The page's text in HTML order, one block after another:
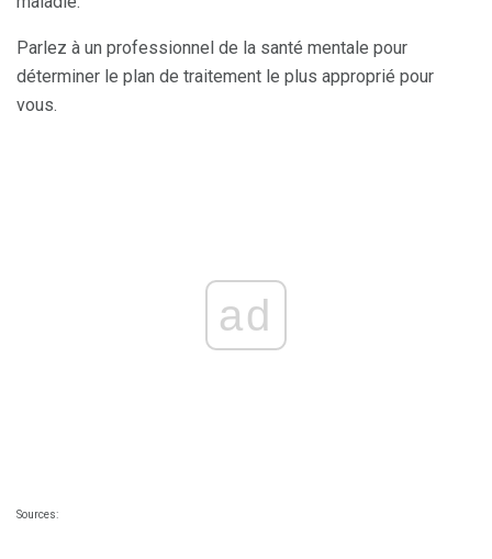
Parlez à un professionnel de la santé mentale pour
déterminer le plan de traitement le plus approprié pour
vous.
ad
Sources: